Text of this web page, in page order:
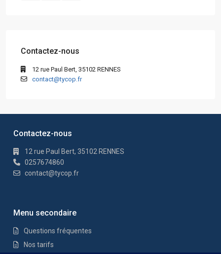
Contactez-nous
12 rue Paul Bert, 35102 RENNES
contact@tycop.fr
Contactez-nous
12 rue Paul Bert, 35102 RENNES
0257674860
contact@tycop.fr
Menu secondaire
Questions fréquentes
Nos tarifs